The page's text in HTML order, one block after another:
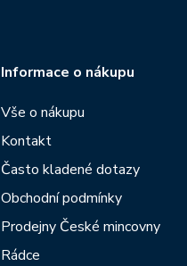
Informace o nákupu
Vše o nákupu
Kontakt
Často kladené dotazy
Obchodní podmínky
Prodejny České mincovny
Rádce